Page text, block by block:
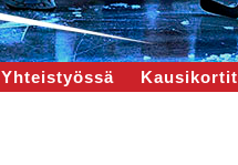
Yhteistyössä